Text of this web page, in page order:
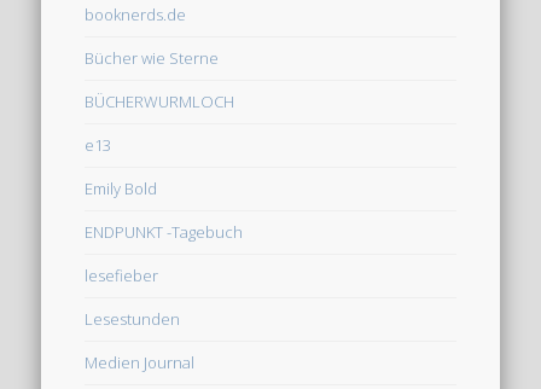
booknerds.de
Bücher wie Sterne
BÜCHERWURMLOCH
e13
Emily Bold
ENDPUNKT -Tagebuch
lesefieber
Lesestunden
Medien Journal